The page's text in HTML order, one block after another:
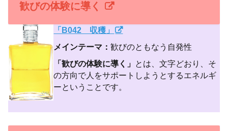
歓びの体験に導く
「B042 収穫」
メインテーマ：歓びのともなう自発性
「歓びの体験に導く」 とは、文字どおり、そ
の方向で人をサポートしようとするエネルギ
ーということです。